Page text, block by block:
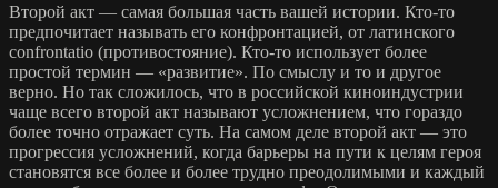
Второй акт — самая большая часть вашей истории. Кто-то
предпочитает называть его конфронтацией, от латинского
confrontatio (противостояние). Кто-то использует более
простой термин — «развитие». По смыслу и то и другое
верно. Но так сложилось, что в российской киноиндустрии
чаще всего второй акт называют усложнением, что гораздо
более точно отражает суть. На самом деле второй акт — это
прогрессия усложнений, когда барьеры на пути к целям героя
становятся все более и более трудно преодолимыми и каждый